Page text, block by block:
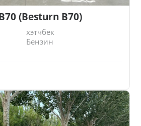
(Besturn B70)
хэтчбек
Бензин